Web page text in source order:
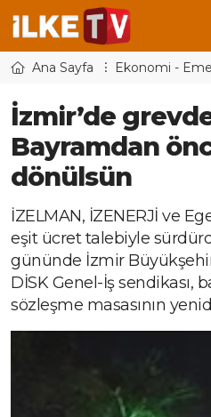
Ana Sayfa Ekonomi -
İzmir’de
Bayramdan
dönülsün
İZELMAN, İZENERJİ ve
eşit ücret talebiyle
gününde İzmir
DİSK Genel-İş sendikası,
sözleşme masasının